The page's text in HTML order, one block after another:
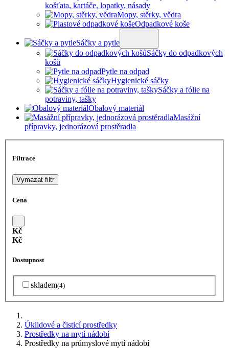
košťata, kartáče, lopatky, násady
Mopy, stěrky, vědra
Odpadkové koše
Sáčky a pytle
Sáčky do odpadkových
košů
Pytle na odpad
Hygienické sáčky
Sáčky a fólie na
potraviny, tašky
Obalový materiál
Masážní
přípravky, jednorázová prostěradla
Filtrace
Vymazat filtr
Cena
Kč
Kč
Dostupnost
skladem(4)
Úklidové a čisticí prostředky
Prostředky na mytí nádobí
Prostředky na průmyslové mytí nádobí